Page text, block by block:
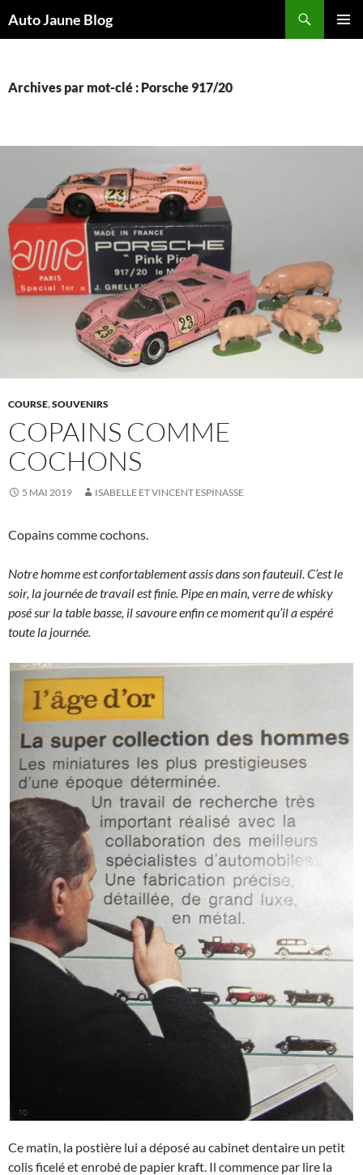
Auto Jaune Blog
Archives par mot-clé : Porsche 917/20
COURSE,SOUVENIRS
COPAINS COMME
COCHONS
5 MAI 2019 ISABELLE ET VINCENT ESPINASSE
Copains comme cochons.
Notre homme est confortablement assis dans son fauteuil. C’est le
soir, la journée de travail est finie. Pipe en main, verre de whisky
posé sur la table basse, il savoure enfin ce moment qu’il a espéré
toute la journée.
Ce matin, la postière lui a déposé au cabinet dentaire un petit
colis ficelé et enrobé de papier kraft. Il commence par lire la